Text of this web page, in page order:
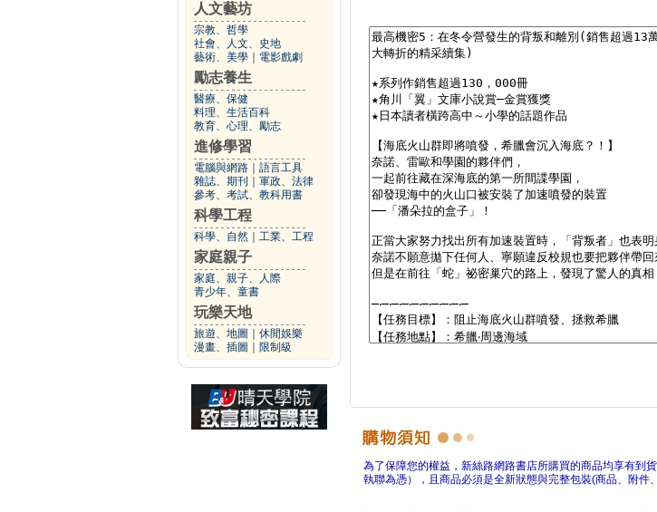
人文藝坊
宗教、哲學
社會、人文、史地
藝術、美學
電影戲劇
勵志養生
醫療、保健
料理、生活百科
教育、心理、勵志
進修學習
電腦與網路
語言工具
雜誌、期刊
軍政、法律
參考、考試、教科用書
科學工程
科學、自然 工業、工程
家庭親子
家庭、親子、人際
青少年、童書
玩樂天地
旅遊、地圖
休閒娛樂
漫畫、插圖
限制級
為了保障您的權益，新絲路網路書店所購買的商品均享有到
執聯為憑），且商品必須是全新狀態與完整包裝(商品、附件